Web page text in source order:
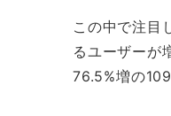
この中で注目
るユーザーが
76.5%増の